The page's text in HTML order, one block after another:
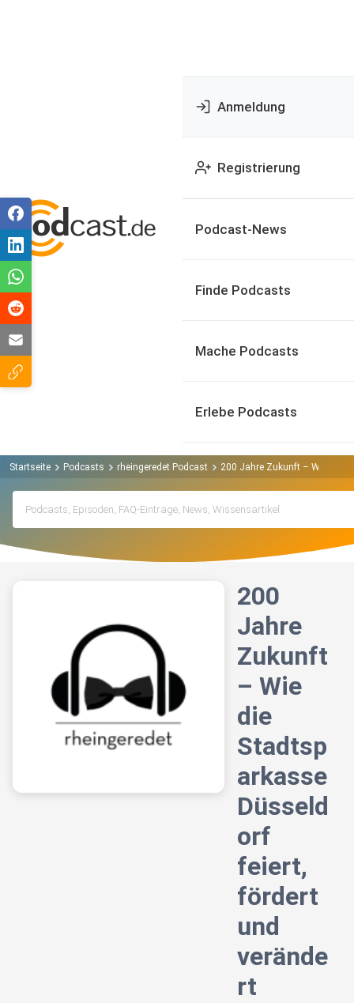
Anmeldung
Registrierung
Podcast-News
Finde Podcasts
Mache Podcasts
Erlebe Podcasts
Startseite Podcasts rheingeredet Podcast 200 Jahre Zukunft – Wie die
200
Jahre
Zukunft
– Wie
die
Stadtsp
arkasse
Düsseld
orf
feiert,
fördert
und
verände
rt